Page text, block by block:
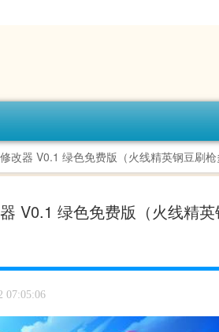
改器 V0.1 绿色免费版（火线精英钢豆刷
V0.1 绿色免费版（火线精
07:05:06